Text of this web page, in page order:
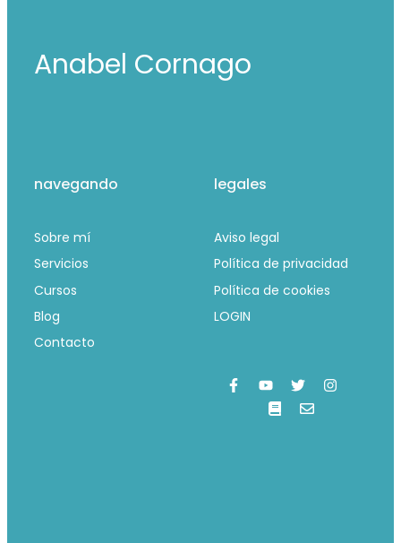
Anabel Cornago
navegando
Sobre mí
Servicios
Cursos
Blog
Contacto
legales
Aviso legal
Política de privacidad
Política de cookies
LOGIN